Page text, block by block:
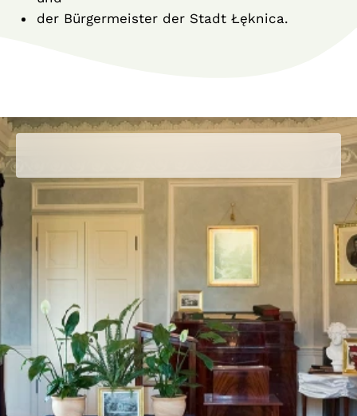
der Bürgermeister der Stadt Łęknica.